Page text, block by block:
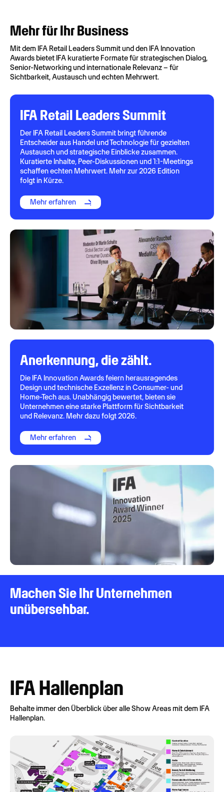
Mehr für Ihr Business
Mit dem IFA Retail Leaders Summit und den IFA Innovation
Awards bietet IFA kuratierte Formate für strategischen Dialog,
Senior-Networking und internationale Relevanz – für
Sichtbarkeit, Austausch und echten Mehrwert.
IFA Retail Leaders Summit
Der IFA Retail Leaders Summit bringt führende
Entscheider aus Handel und Technologie für gezielten
Austausch und strategische Einblicke zusammen.
Kuratierte Inhalte, Peer-Diskussionen und 1:1-Meetings
schaffen echten Mehrwert. Mehr zur 2026 Edition
folgt in Kürze.
Mehr erfahren
Anerkennung, die zählt.
Die IFA Innovation Awards feiern herausragendes
Design und technische Exzellenz in Consumer- und
Home-Tech aus. Unabhängig bewertet, bieten sie
Unternehmen eine starke Plattform für Sichtbarkeit
und Relevanz. Mehr dazu folgt 2026.
Mehr erfahren
Machen Sie Ihr Unternehmen
unübersehbar.
IFA Hallenplan
Behalte immer den Überblick über alle Show Areas mit dem IFA
Hallenplan.